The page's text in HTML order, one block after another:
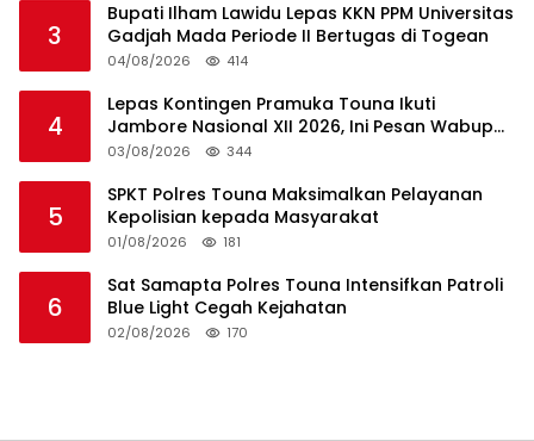
3
Bupati Ilham Lawidu Lepas KKN PPM Universitas
Gadjah Mada Periode II Bertugas di Togean
04/08/2026 414
4
Lepas Kontingen Pramuka Touna Ikuti
Jambore Nasional XII 2026, Ini Pesan Wabup
Surya
03/08/2026 344
5
SPKT Polres Touna Maksimalkan Pelayanan
Kepolisian kepada Masyarakat
01/08/2026 181
6
Sat Samapta Polres Touna Intensifkan Patroli
Blue Light Cegah Kejahatan
02/08/2026 170